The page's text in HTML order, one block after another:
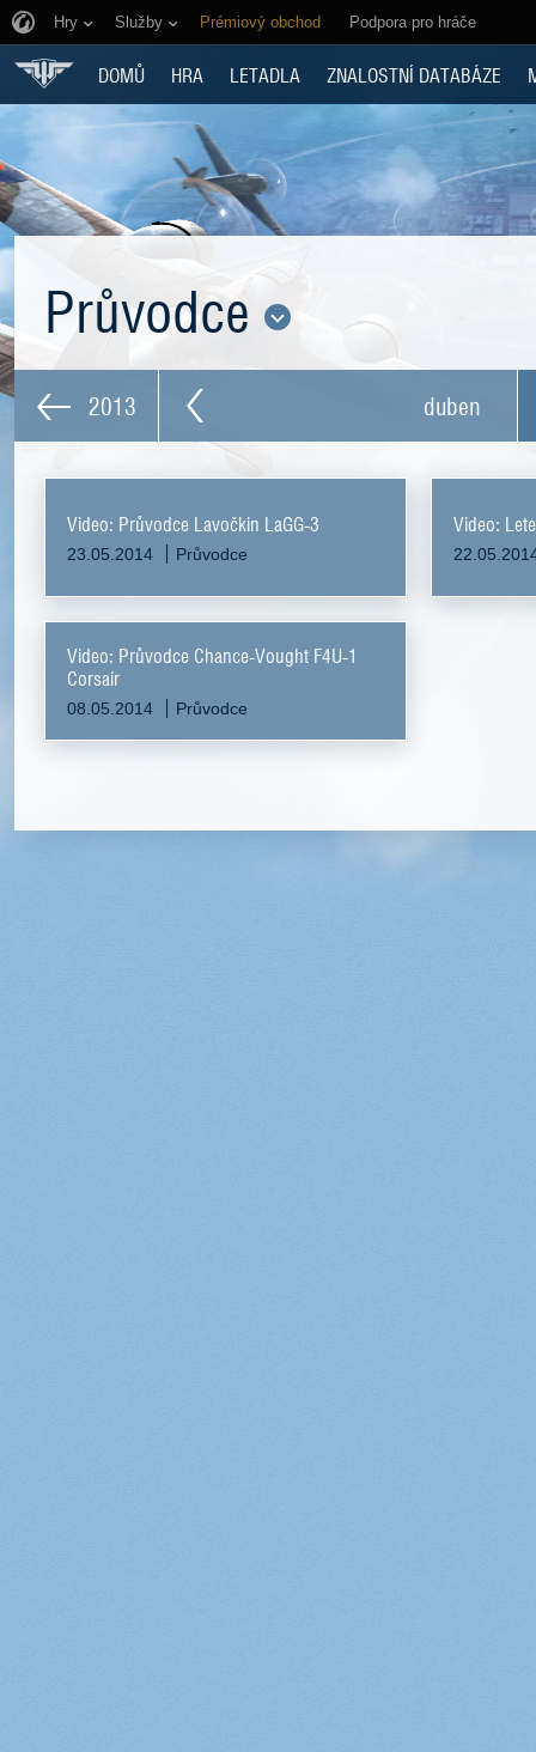
Hry Služby Prémiový obchod Podpora pro hráče
DOMŮ HRA LETADLA ZNALOSTNÍ DATABÁZE
Průvodce
2013 duben
Video: Průvodce Lavočkin LaGG-3
23.05.2014 Průvodce
Video:
Video: Průvodce Chance-Vought F4U-1
Corsair
08.05.2014 Průvodce